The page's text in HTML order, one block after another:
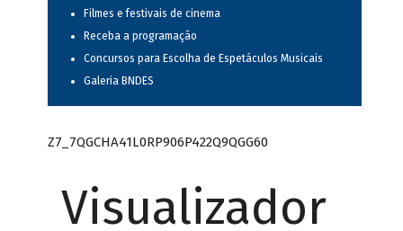
Filmes e festivais de cinema
Receba a programação
Concursos para Escolha de Espetáculos Musicais
Galeria BNDES
Z7_7QGCHA41L0RP906P422Q9QGG60
Visualizador